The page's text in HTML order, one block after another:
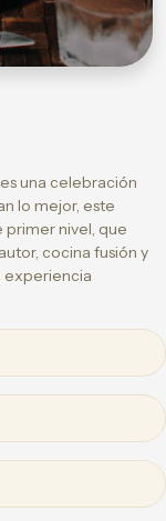
una celebración
lo mejor, este
nivel, que
cocina fusión y
experiencia